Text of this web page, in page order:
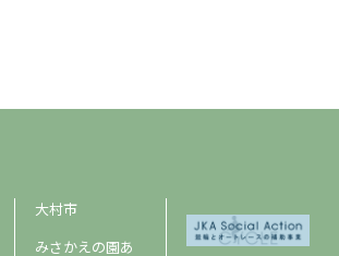
大村市
みさかえの園あ